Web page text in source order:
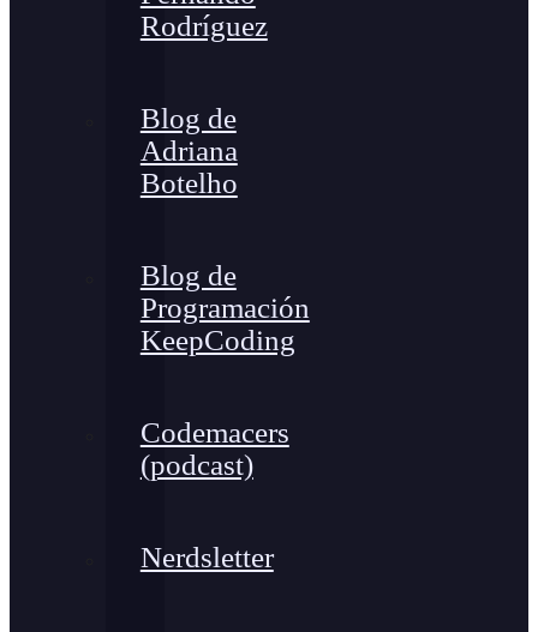
Rodríguez
Blog de
Adriana
Botelho
Blog de
Programación
KeepCoding
Codemacers
(podcast)
Nerdsletter